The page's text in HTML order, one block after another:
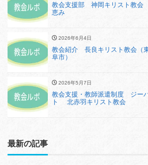
教会支援部 神岡キリスト教会
恵み
2026年6月4日
教会紹介 長良キリスト教会（
阜市）
2026年5月7日
教会支援・教師派遣制度 ジー
ト 北赤羽キリスト教会
最新の記事